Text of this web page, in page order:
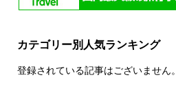
カテゴリー別人気ランキング
登録されている記事はございません。